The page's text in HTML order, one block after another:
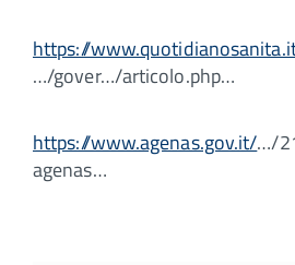
https://
…/gover…/articolo.php…
https://www.agenas.gov.it/…/
agenas…